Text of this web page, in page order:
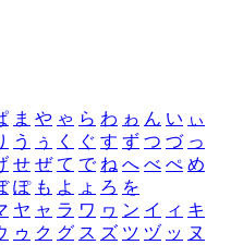
ま や ゃ ら わ ゎ ん い ぃ
う ぅ く ぐ す ず つ づ っ
せ ぜ て で ね へ べ ぺ め
ぽ も よ ょ ろ を
ヤ ャ ラ ワ ヮ ン イ ィ キ
ゥ ク グ ス ズ ツ ヅ ッ ヌ